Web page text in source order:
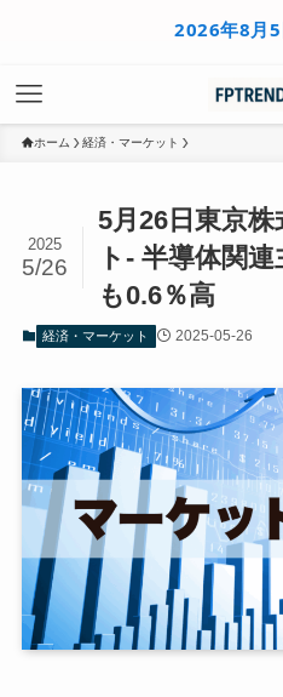
2026年8月5日
ホーム 経済・マーケット
5月26日東京
ト- 半導体関
も0.6％高
2025
5/26
経済・マーケット 2025-05-26